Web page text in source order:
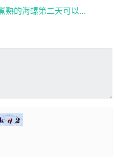
煮熟的海螺第二天能吃吗 煮熟的海螺第二天可以吃吗